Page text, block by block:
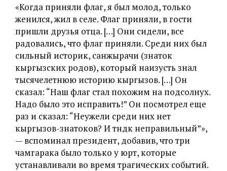
«Когда приняли флаг, я был молод, только
женился, жил в селе. Флаг приняли, в гости
пришли друзья отца. […] Они сидели, все
радовались, что флаг приняли. Среди них был
сильный историк, санжырачи (знаток
кыргызских родов), который наизусть знал
тысячелетнюю историю кыргызов. […] Он
сказал: “Наш флаг стал похожим на подсолнух.
Надо было это исправить!” Он посмотрел еще
раз и сказал: “Неужели среди них нет
кыргызов-знатоков? И түндүк неправильный”»,
— вспоминал президент, добавив, что три
чамгарака было только у юрт, которые
устанавливали во время трагических событий.